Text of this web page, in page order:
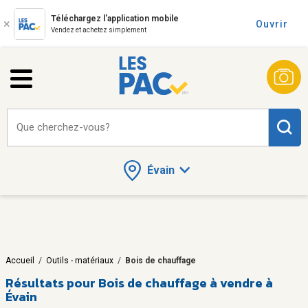
Téléchargez l'application mobile
Vendez et achetez simplement
Ouvrir
Évain
Que cherchez-vous?
Accueil / Outils - matériaux / Bois de chauffage
Résultats pour Bois de chauffage à vendre à
Évain